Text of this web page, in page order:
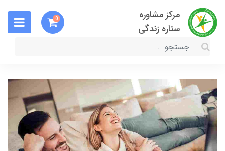
مرکز مشاوره
ستاره زندگی
0